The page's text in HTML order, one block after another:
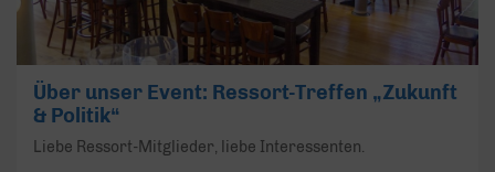
Über unser Event: Ressort-Treffen „Zukunft
& Politik“
Liebe Ressort-Mitglieder, liebe Interessenten.